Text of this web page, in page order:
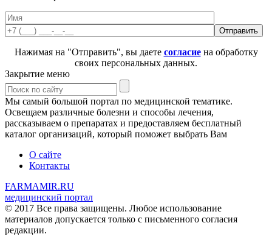
Нажимая на "Отправить", вы даете согласиена обработку
своих персональных данных.
Закрытие меню
Мы самый большой портал по медицинской тематике.
Освещаем различные болезни и способы лечения,
рассказываем о препаратах и предоставляем бесплатный
каталог организаций, который поможет выбрать Вам
О сайте
Контакты
FARMAMIR.RU
медицинский портал
© 2017 Все права защищены. Любое использование
материалов допускается только с письменного согласия
редакции.